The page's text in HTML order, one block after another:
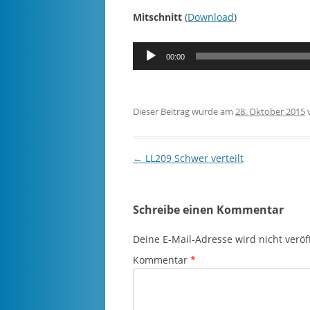
Mitschnitt (Download)
Audio-
00:00
Dieser Beitrag wurde am 28. Oktober 2015
Beitragsnavigation
← LL209 Schwer verteilt
Schreibe einen Kommentar
Deine E-Mail-Adresse wird nicht
Kommentar *